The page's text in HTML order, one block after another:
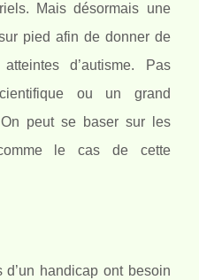
Mais désormais une
pied afin de donner de
d’autisme. Pas
ou un grand
peut se baser sur les
le cas de cette
handicap ont besoin